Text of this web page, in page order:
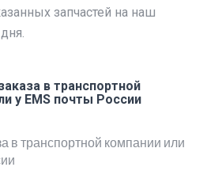
запчастей на наш
в транспортной
у EMS почты России
в транспортной компании или